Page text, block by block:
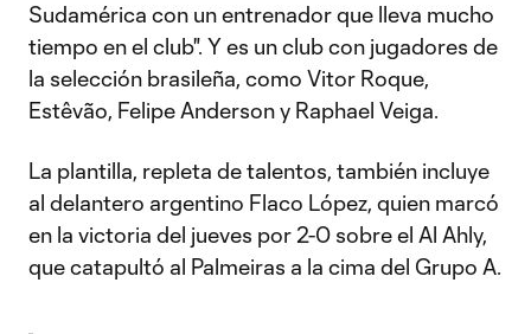
Sudamérica con un entrenador que lleva mucho
tiempo en el club". Y es un club con jugadores de
la selección brasileña, como Vitor Roque,
Estêvão, Felipe Anderson y Raphael Veiga.
La plantilla, repleta de talentos, también incluye
al delantero argentino Flaco López, quien marcó
en la victoria del jueves por 2-0 sobre el Al Ahly,
que catapultó al Palmeiras a la cima del Grupo A.